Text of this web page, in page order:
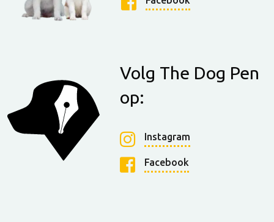
Volg The Dog Pen
op:
Instagram
Facebook